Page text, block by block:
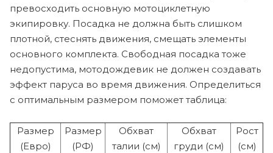
превосходить основную мотоциклетную
экипировку. Посадка не должна быть слишком
плотной, стеснять движения, смещать элементы
основного комплекта. Свободная посадка тоже
недопустима, мотодождевик не должен создавать
эффект паруса во время движения. Определиться
с оптимальным размером поможет таблица:
Размер
(Евро)
Размер
(РФ)
Обхват
талии (см)
Обхват
груди (см)
Рост
(см)